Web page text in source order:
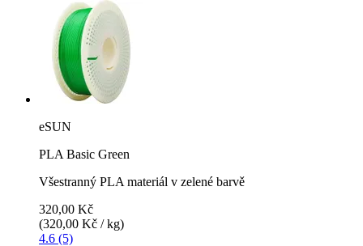
eSUN
PLA Basic Green
Všestranný PLA materiál v zelené barvě
320,00 Kč
(320,00 Kč / kg)
4.6 (5)